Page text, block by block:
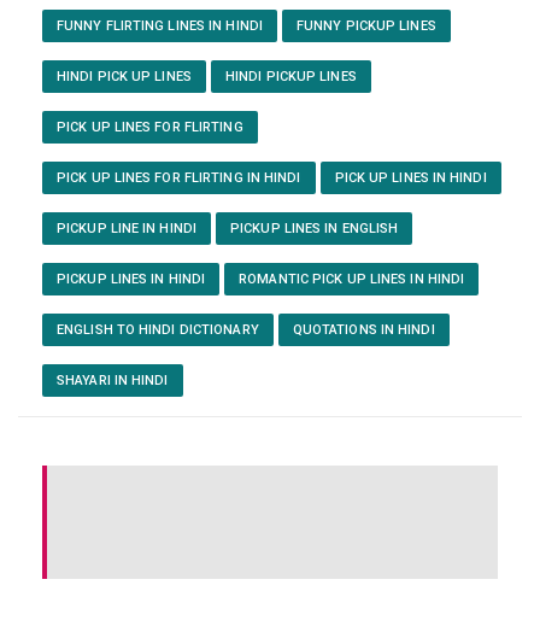
FUNNY FLIRTING LINES IN HINDI FUNNY PICKUP LINES
HINDI PICK UP LINES HINDI PICKUP LINES
PICK UP LINES FOR FLIRTING
PICK UP LINES FOR FLIRTING IN HINDI PICK UP LINES IN HINDI
PICKUP LINE IN HINDI PICKUP LINES IN ENGLISH
PICKUP LINES IN HINDI ROMANTIC PICK UP LINES IN HINDI
ENGLISH TO HINDI DICTIONARY QUOTATIONS IN HINDI
SHAYARI IN HINDI